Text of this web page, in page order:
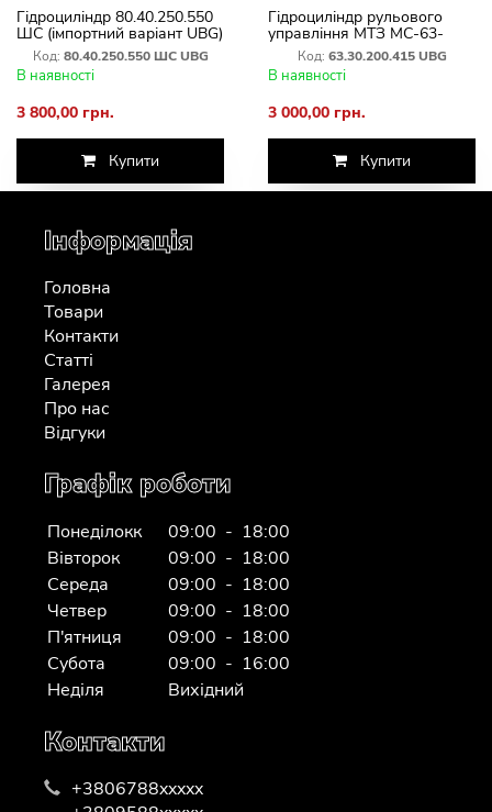
Гідроциліндр 80.40.250.550
ШС (імпортний варіант UBG)
Код: 80.40.250.550 ШС UBG
В наявності
3 800,00 грн.
Купити
Гідроциліндр рульового
управління МТЗ МС-63-
5405115-А-01 (імпортний
варіант UBG)
Код: 63.30.200.415 UBG
В наявності
3 000,00 грн.
Купити
Інформація
Головна
Товари
Контакти
Статті
Галерея
Про нас
Відгуки
Графік роботи
Понеділокк
09:00 - 18:00
Вівторок
09:00 - 18:00
Середа
09:00 - 18:00
Четвер
09:00 - 18:00
П'ятниця
09:00 - 18:00
Субота
09:00 - 16:00
Неділя
Вихідний
Контакти
+3806788xxxxx